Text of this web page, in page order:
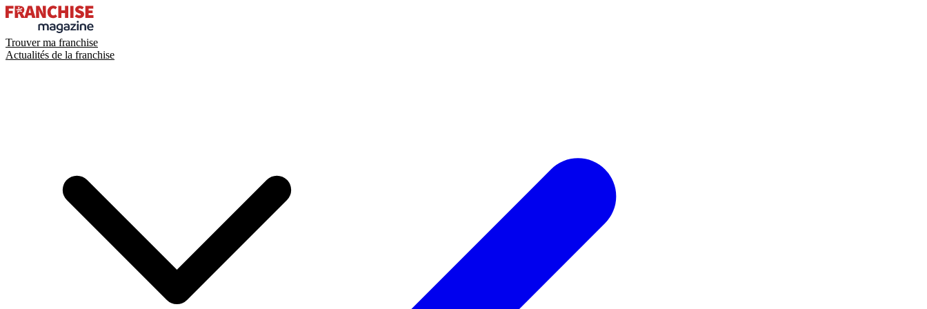
Trouver ma franchise
Actualités de la franchise